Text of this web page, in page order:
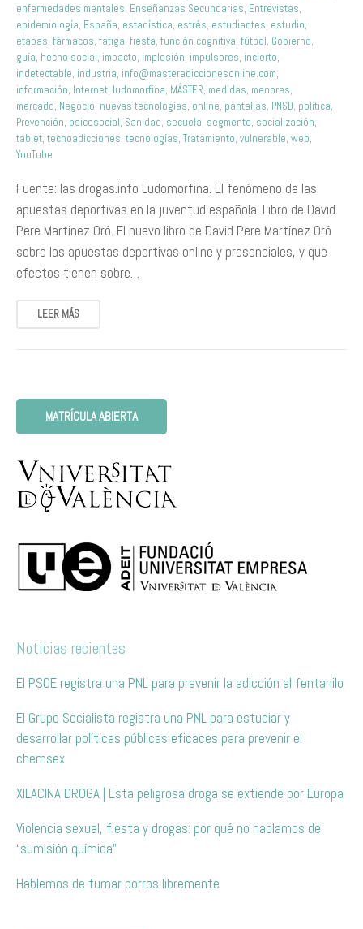
enfermedades mentales, Enseñanzas Secundarias, Entrevistas,
epidemiología, España, estadística, estrés, estudiantes, estudio,
etapas, fármacos, fatiga, fiesta, función cognitiva, fútbol, Gobierno,
guía, hecho social, impacto, implosión, impulsores, incierto,
indetectable, industria, info@masteradiccionesonline.com,
información, Internet, ludomorfina, MÁSTER, medidas, menores,
mercado, Negocio, nuevas tecnologías, online, pantallas, PNSD, política,
Prevención, psicosocial, Sanidad, secuela, segmento, socialización,
tablet, tecnoadicciones, tecnologías, Tratamiento, vulnerable, web,
YouTube
Fuente: las drogas.info Ludomorfina. El fenómeno de las
apuestas deportivas en la juventud española. Libro de David
Pere Martínez Oró. El nuevo libro de David Pere Martínez Oró
sobre las apuestas deportivas online y presenciales, y que
efectos tienen sobre…
LEER MÁS
MATRÍCULA ABIERTA
Noticias recientes
El PSOE registra una PNL para prevenir la adicción al fentanilo
El Grupo Socialista registra una PNL para estudiar y
desarrollar políticas públicas eficaces para prevenir el
chemsex
XILACINA DROGA | Esta peligrosa droga se extiende por Europa
Violencia sexual, fiesta y drogas: por qué no hablamos de
“sumisión química”
Hablemos de fumar porros libremente